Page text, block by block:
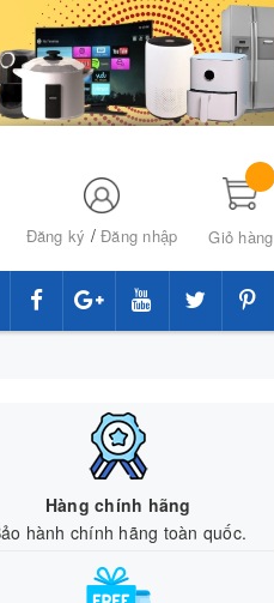
Đăng ký /Đăng nhập Giỏ hàng
Hàng chính hãng
hành chính hãng toàn quốc.